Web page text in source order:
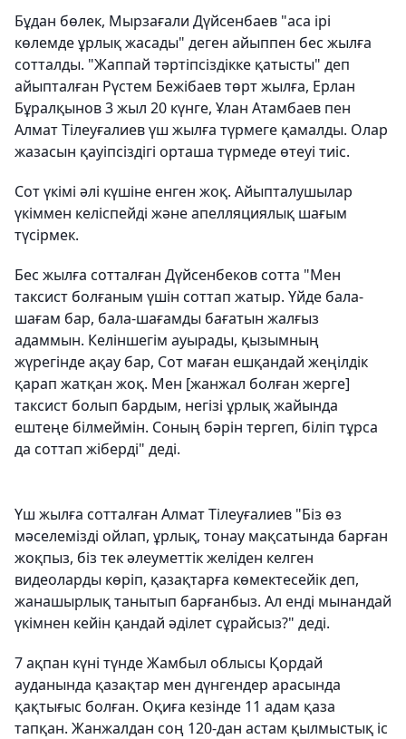
Бұдан бөлек, Мырзағали Дүйсенбаев "аса ірі
көлемде ұрлық жасады" деген айыппен бес жылға
сотталды. "Жаппай тәртіпсіздікке қатысты" деп
айыпталған Рүстем Бежібаев төрт жылға, Ерлан
Бұралқынов 3 жыл 20 күнге, Ұлан Атамбаев пен
Алмат Тілеуғалиев үш жылға түрмеге қамалды. Олар
жазасын қауіпсіздігі орташа түрмеде өтеуі тиіс.
Сот үкімі әлі күшіне енген жоқ. Айыпталушылар
үкіммен келіспейді және апелляциялық шағым
түсірмек.
Бес жылға сотталған Дүйсенбеков сотта "Мен
таксист болғаным үшін соттап жатыр. Үйде бала-
шағам бар, бала-шағамды бағатын жалғыз
адаммын. Келіншегім ауырады, қызымның
жүрегінде ақау бар, Сот маған ешқандай жеңілдік
қарап жатқан жоқ. Мен [жанжал болған жерге]
таксист болып бардым, негізі ұрлық жайында
ештеңе білмеймін. Соның бәрін тергеп, біліп тұрса
да соттап жіберді" деді.
Үш жылға сотталған Алмат Тілеуғалиев "Біз өз
мәселемізді ойлап, ұрлық, тонау мақсатында барған
жоқпыз, біз тек әлеуметтік желіден келген
видеоларды көріп, қазақтарға көмектесейік деп,
жанашырлық танытып барғанбыз. Ал енді мынандай
үкімнен кейін қандай әділет сұрайсыз?" деді.
7 ақпан күні түнде Жамбыл облысы Қордай
ауданында қазақтар мен дүнгендер арасында
қақтығыс болған. Оқиға кезінде 11 адам қаза
тапқан. Жанжалдан соң 120-дан астам қылмыстық іс